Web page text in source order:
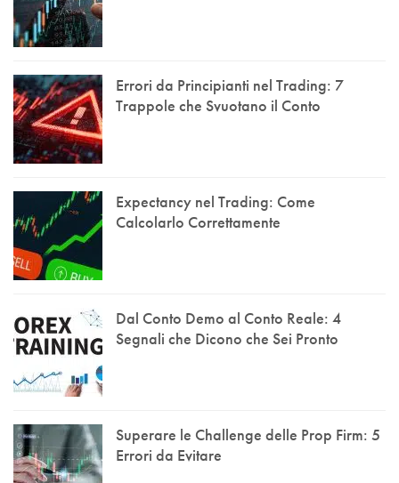
Errori da Principianti nel Trading: 7
Trappole che Svuotano il Conto
Expectancy nel Trading: Come
Calcolarlo Correttamente
Dal Conto Demo al Conto Reale: 4
Segnali che Dicono che Sei Pronto
Superare le Challenge delle Prop Firm: 5
Errori da Evitare